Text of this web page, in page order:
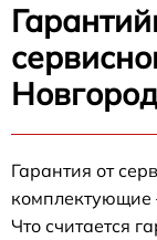
Гарантия от
Что считается